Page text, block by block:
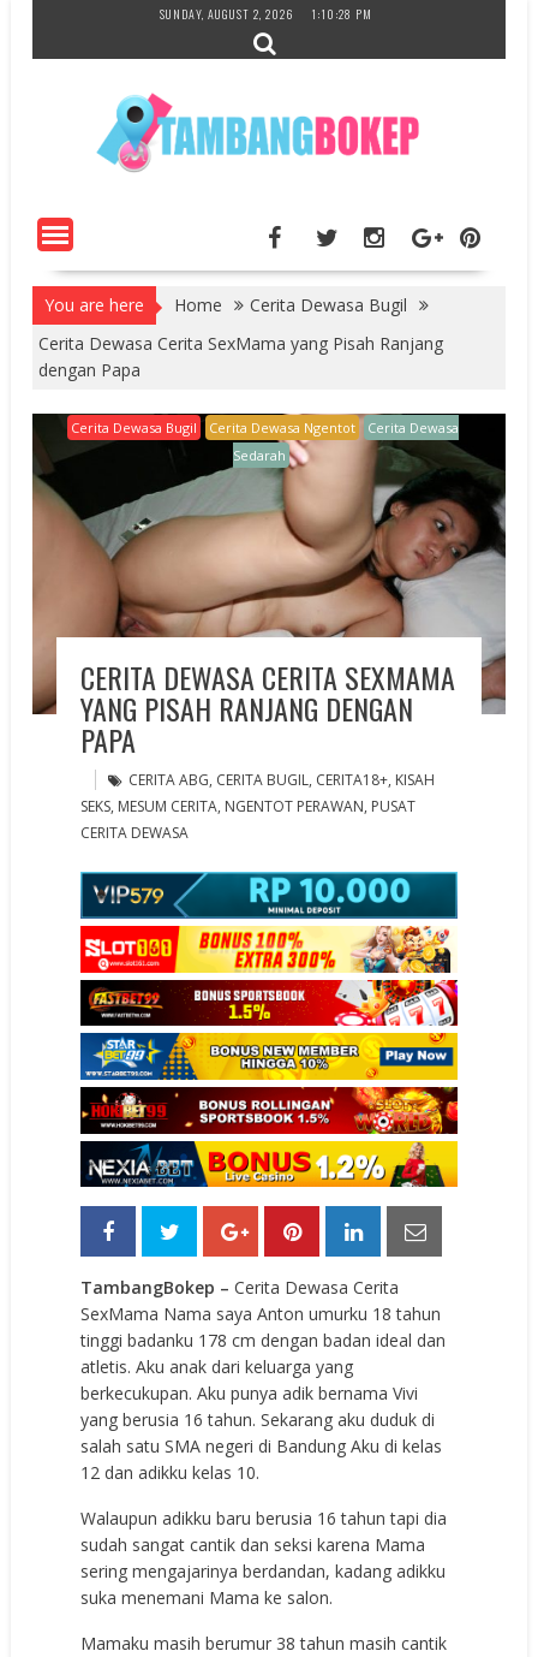
content
SUNDAY, AUGUST 2, 2026 1:10:29 PM
You are here Home
Cerita Dewasa Bugil
Cerita Dewasa Cerita SexMama yang Pisah Ranjang
dengan Papa
Cerita Dewasa Bugil Cerita Dewasa Ngentot
Cerita Dewasa
Sedarah
CERITA DEWASA CERITA SEXMAMA
YANG PISAH RANJANG DENGAN
PAPA
CERITA ABG, CERITA BUGIL, CERITA18+, KISAH
SEKS, MESUM CERITA, NGENTOT PERAWAN, PUSAT
CERITA DEWASA
TambangBokep –Cerita Dewasa Cerita
SexMama Nama saya Anton umurku 18 tahun
tinggi badanku 178 cm dengan badan ideal dan
atletis. Aku anak dari keluarga yang
berkecukupan. Aku punya adik bernama Vivi
yang berusia 16 tahun. Sekarang aku duduk di
salah satu SMA negeri di Bandung Aku di kelas
12 dan adikku kelas 10.
Walaupun adikku baru berusia 16 tahun tapi dia
sudah sangat cantik dan seksi karena Mama
sering mengajarinya berdandan, kadang adikku
suka menemani Mama ke salon.
Mamaku masih berumur 38 tahun masih cantik